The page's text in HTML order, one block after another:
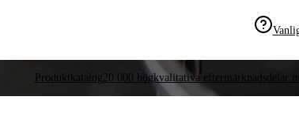
Produktkatalog20 000 högkvalitativa eftermarknadsdelar